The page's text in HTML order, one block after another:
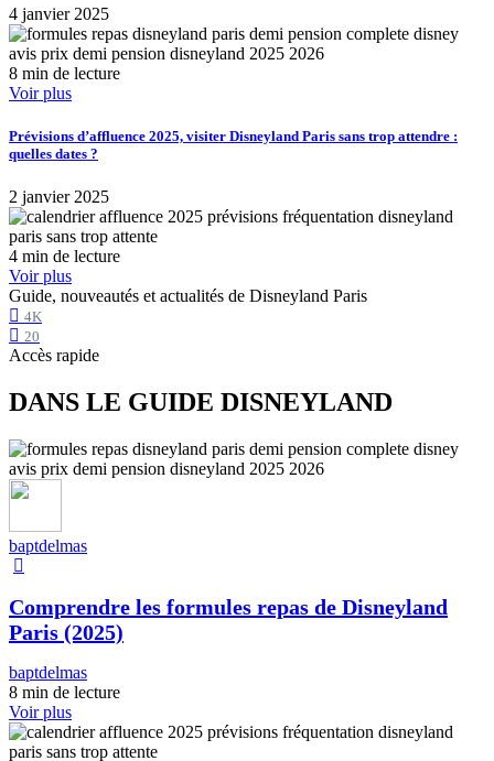
4 janvier 2025
8 min de lecture
Voir plus
Prévisions d’affluence 2025, visiter Disneyland Paris sans trop attendre :
quelles dates ?
2 janvier 2025
4 min de lecture
Voir plus
Guide, nouveautés et actualités de Disneyland Paris
4K
20
Accès rapide
DANS LE GUIDE DISNEYLAND
baptdelmas
Comprendre les formules repas de Disneyland
Paris (2025)
baptdelmas
8 min de lecture
Voir plus